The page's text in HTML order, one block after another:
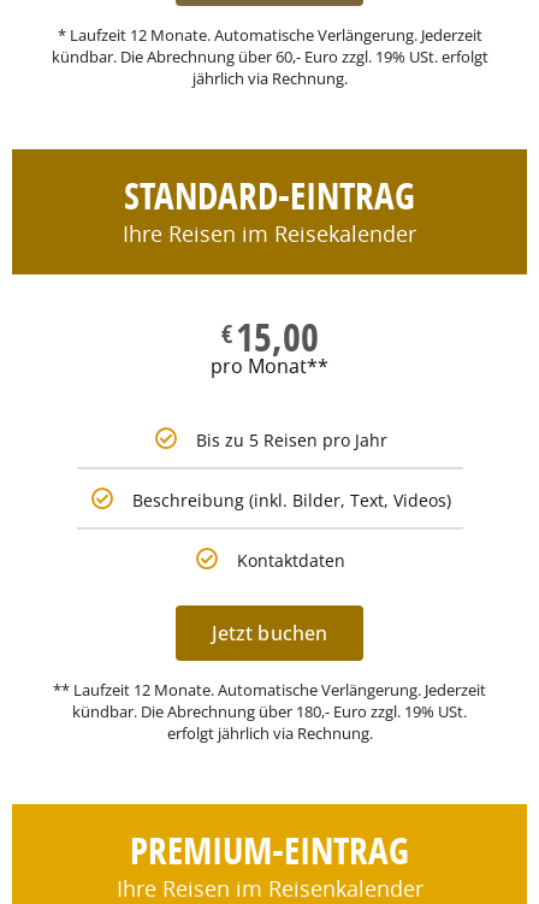
* Laufzeit 12 Monate. Automatische Verlängerung. Jederzeit
kündbar. Die Abrechnung über 60,- Euro zzgl. 19% USt. erfolgt
jährlich via Rechnung.
STANDARD-EINTRAG
Ihre Reisen im Reisekalender
€15,00
pro Monat**
Bis zu 5 Reisen pro Jahr
Beschreibung (inkl. Bilder, Text, Videos)
Kontaktdaten
Jetzt buchen
** Laufzeit 12 Monate. Automatische Verlängerung. Jederzeit
kündbar. Die Abrechnung über 180,- Euro zzgl. 19% USt.
erfolgt jährlich via Rechnung.
PREMIUM-EINTRAG
Ihre Reisen im Reisenkalender